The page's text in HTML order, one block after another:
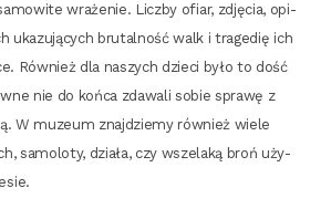
wra­że­nie. Licz­by ofiar, zdję­cia, opi­
uka­zu­ją­cych bru­tal­ność walk i tra­ge­dię ich
Rów­nież dla naszych dzie­ci było to dość
nie do koń­ca zda­wa­li sobie spra­wę z
W muzeum znaj­dzie­my rów­nież wie­le
samo­lo­ty, dzia­ła, czy wsze­la­ką broń uży­